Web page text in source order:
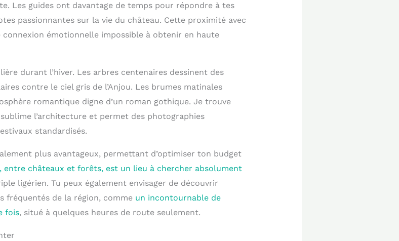
Les guides ont davantage de temps pour répondre à tes
passionnantes sur la vie du château. Cette proximité avec
émotionnelle impossible à obtenir en haute
durant l’hiver. Les arbres centenaires dessinent des
contre le ciel gris de l’Anjou. Les brumes matinales
romantique digne d’un roman gothique. Je trouve
l’architecture et permet des photographies
standardisés.
plus avantageux, permettant d’optimiser ton budget
entre châteaux et forêts, est un lieu à chercher absolument
ligérien. Tu peux également envisager de découvrir
fréquentés de la région, comme un incontournable de
fois, situé à quelques heures de route seulement.